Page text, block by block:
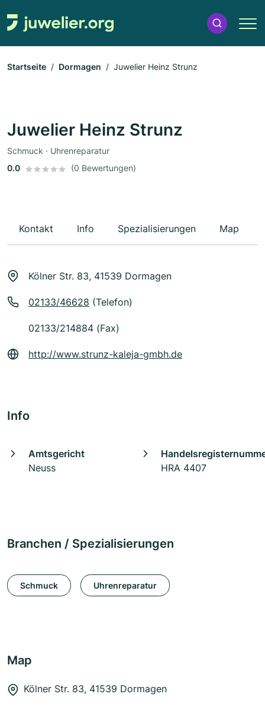
Startseite Dormagen Juwelier Heinz Strunz
Juwelier Heinz Strunz
Schmuck · Uhrenreparatur
0.0
(0 Bewertungen)
Kontakt Info Spezialisierungen Map
Kölner Str. 83, 41539 Dormagen
02133/46628 (Telefon)
02133/214884 (Fax)
http://www.strunz-kaleja-gmbh.de
Info
Amtsgericht
Neuss
HRA 4407
Branchen / Spezialisierungen
Schmuck Uhrenreparatur
Map
Kölner Str. 83, 41539 Dormagen